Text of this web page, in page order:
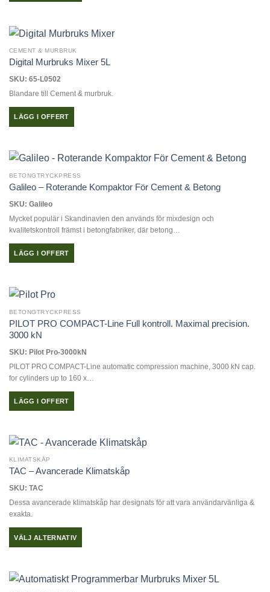
produkten
flera
De
olika
alternativen
kan
produktsidan
CEMENT & MURBRUK
Digital Murbruks Mixer 5L
SKU: 65-L0502
Blandare till Cement & murbruk.
LÄGG I OFFERT
BETONGTRYCKPRESS
Galileo – Roterande Kompaktor För Cement & Betong
SKU: Galileo
Mycket populär i Skandinavien den används för mixdesign och
kvalitetskontroll främst i betongfabriker, där betong…
LÄGG I OFFERT
BETONGTRYCKPRESS
PILOT PRO COMPACT-Line Full kontroll. Maximal precision.
3000 kN
SKU: Pilot Pro-3000kN
PILOT PRO COMPACT-Line automatic compression machine, 3000 kN cap.
for cylinders up to 160 x…
LÄGG I OFFERT
KLIMATSKÅP
TAC – Avancerade Klimatskåp
SKU: TAC
Dessa avancerade klimatskåp har designats för att vara användarvänliga &
exakta.
VÄLJ ALTERNATIV
produkten